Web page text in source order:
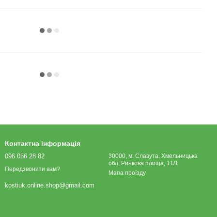
Контактна інформація
096 056 28 82
Передзвонити вам?
kostiuk.online.shop@gmail.com
30000, м. Славута, Хмельницька
обл, Ринкова площа, 11/1
Мапа проїзду